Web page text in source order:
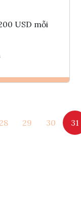
USD mỗi
28 29 30 31